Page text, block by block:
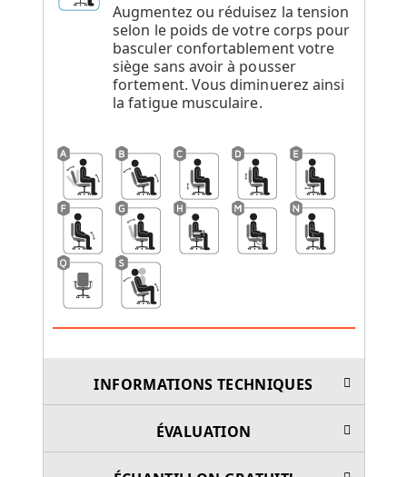
Augmentez ou réduisez la tension
selon le poids de votre corps pour
basculer confortablement votre
siège sans avoir à pousser
fortement. Vous diminuerez ainsi
la fatigue musculaire.
INFORMATIONS TECHNIQUES
ÉVALUATION